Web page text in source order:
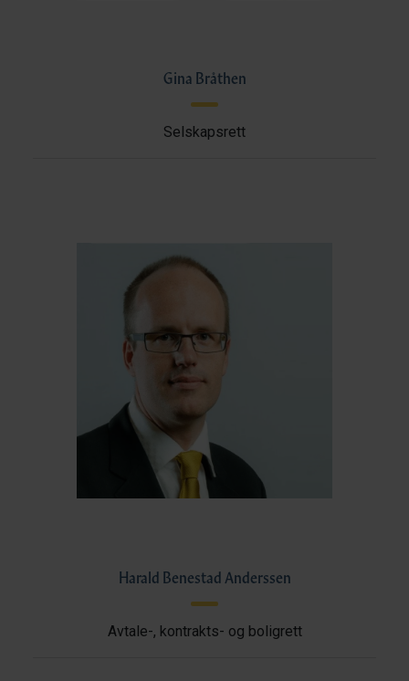
Gina Bråthen
Selskapsrett
Harald Benestad Anderssen
Avtale-, kontrakts- og boligrett